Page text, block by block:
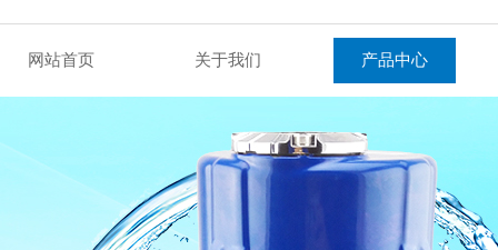
网站首页 关于我们 产品中心